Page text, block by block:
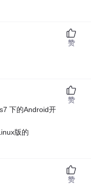
赞
下的Android开
版的
赞
赞